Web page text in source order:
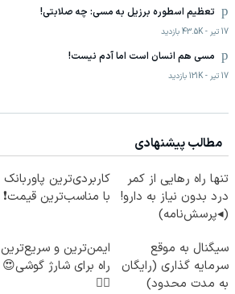
تعظیم اسطوره برزیل به مسی: چه صلابتی!
17 تیر -
43.5K بازدید
مسی هم انسان است اما آدم نیست!
17 تیر -
121K بازدید
مطالب پیشنهادی
تنها راه رهایی از کمر
درد بدون نیاز به دارو!
(◂پرسش‌نامه)
کاربردی‌ترین پاوربانک
با مناسب‌ترین قیمت❗
سیگنال به موقع
سرمایه گذاری (رایگان
به مدت محدود)
ایمن‌ترین و سریع‌ترین
راه برای شارژ گوشی😍
👌🏻